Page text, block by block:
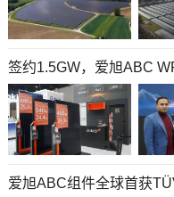
签约1.5GW，爱旭ABC
爱旭ABC组件全球首获